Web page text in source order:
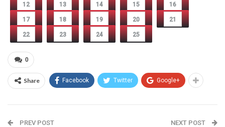
12 13 14 15 16
17 18 19 20 21
22 23 24 25
0
Share Facebook Twitter Google+
PREV POST NEXT POST